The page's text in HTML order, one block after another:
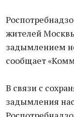
жителей
задымлением
сообщает
В связи с
задымления